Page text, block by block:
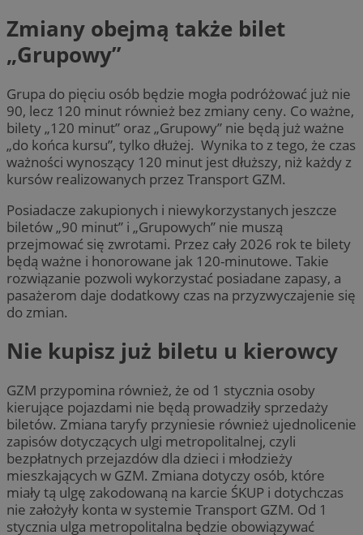
Zmiany obejmą także bilet
„Grupowy”
Grupa do pięciu osób będzie mogła podróżować już nie
90, lecz 120 minut również bez zmiany ceny. Co ważne,
bilety „120 minut” oraz „Grupowy” nie będą już ważne
„do końca kursu”, tylko dłużej. Wynika to z tego, że czas
ważności wynoszący 120 minut jest dłuższy, niż każdy z
kursów realizowanych przez Transport GZM.
Posiadacze zakupionych i niewykorzystanych jeszcze
biletów „90 minut” i „Grupowych” nie muszą
przejmować się zwrotami. Przez cały 2026 rok te bilety
będą ważne i honorowane jak 120-minutowe. Takie
rozwiązanie pozwoli wykorzystać posiadane zapasy, a
pasażerom daje dodatkowy czas na przyzwyczajenie się
do zmian.
Nie kupisz już biletu u kierowcy
GZM przypomina również, że od 1 stycznia osoby
kierujące pojazdami nie będą prowadziły sprzedaży
biletów. Zmiana taryfy przyniesie również ujednolicenie
zapisów dotyczących ulgi metropolitalnej, czyli
bezpłatnych przejazdów dla dzieci i młodzieży
mieszkających w GZM. Zmiana dotyczy osób, które
miały tą ulgę zakodowaną na karcie ŚKUP i dotychczas
nie założyły konta w systemie Transport GZM. Od 1
stycznia ulga metropolitalna będzie obowiązywać